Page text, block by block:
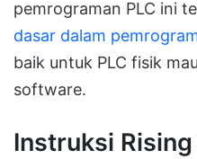
pemrograman PLC ini
dasar dalam
baik untuk PLC fisik
software.
Instruksi